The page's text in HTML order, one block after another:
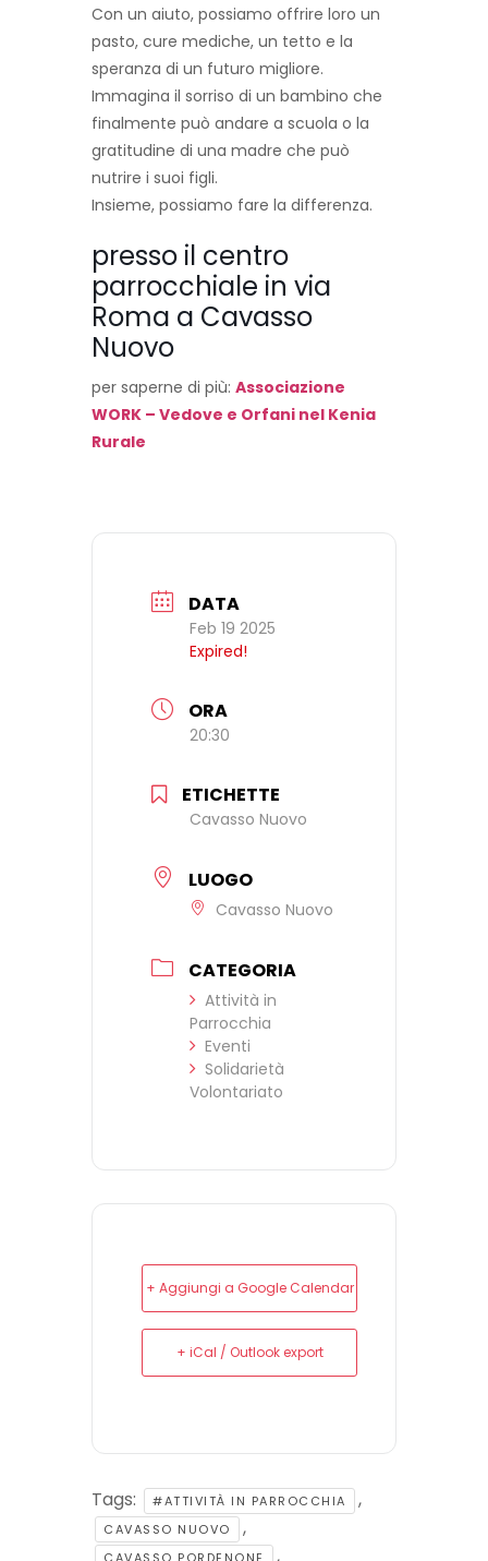
Con un aiuto, possiamo offrire loro un
pasto, cure mediche, un tetto e la
speranza di un futuro migliore.
Immagina il sorriso di un bambino che
finalmente può andare a scuola o la
gratitudine di una madre che può
nutrire i suoi figli.
Insieme, possiamo fare la differenza.
presso il centro
parrocchiale in via
Roma a Cavasso
Nuovo
per saperne di più: Associazione
WORK – Vedove e Orfani nel Kenia
Rurale
DATA
Feb 19 2025
Expired!
ORA
20:30
ETICHETTE
Cavasso Nuovo
LUOGO
Cavasso Nuovo
CATEGORIA
Attività in
Parrocchia
Eventi
Solidarietà
Volontariato
+ Aggiungi a Google Calendar
+ iCal / Outlook export
Tags: #ATTIVITÀ IN PARROCCHIA ,
CAVASSO NUOVO ,
CAVASSO PORDENONE ,